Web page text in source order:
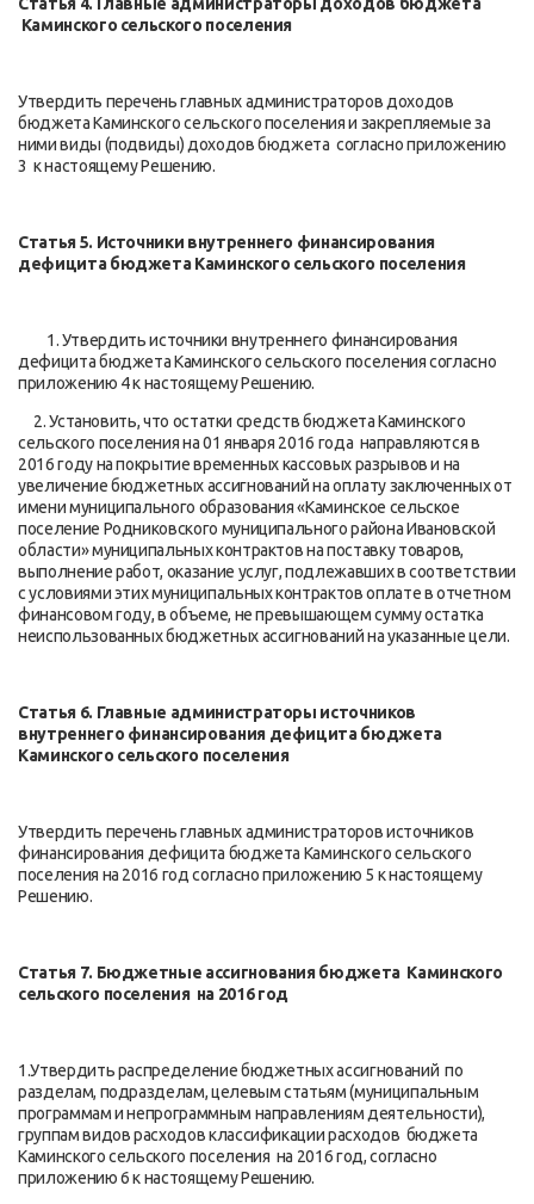
Каминского сельского поселения
Утвердить перечень главных администраторов доходов
бюджета Каминского сельского поселения и закрепляемые за
ними виды (подвиды) доходов бюджета согласно приложению
3 к настоящему Решению.
Статья 5. Источники внутреннего финансирования
дефицита бюджета Каминского сельского поселения
1. Утвердить источники внутреннего финансирования
дефицита бюджета Каминского сельского поселения согласно
приложению 4 к настоящему Решению.
2. Установить, что остатки средств бюджета Каминского
сельского поселения на 01 января 2016 года направляются в
2016 году на покрытие временных кассовых разрывов и на
увеличение бюджетных ассигнований на оплату заключенных от
имени муниципального образования «Каминское сельское
поселение Родниковского муниципального района Ивановской
области» муниципальных контрактов на поставку товаров,
выполнение работ, оказание услуг, подлежавших в соответствии
с условиями этих муниципальных контрактов оплате в отчетном
финансовом году, в объеме, не превышающем сумму остатка
неиспользованных бюджетных ассигнований на указанные цели.
Статья 6. Главные администраторы источников
внутреннего финансирования дефицита бюджета
Каминского сельского поселения
Утвердить перечень главных администраторов источников
финансирования дефицита бюджета Каминского сельского
поселения на 2016 год согласно приложению 5 к настоящему
Решению.
Статья 7. Бюджетные ассигнования бюджета Каминского
сельского поселения на 2016 год
1.Утвердить распределение бюджетных ассигнований по
разделам, подразделам, целевым статьям (муниципальным
программам и непрограммным направлениям деятельности),
группам видов расходов классификации расходов бюджета
Каминского сельского поселения на 2016 год, согласно
приложению 6 к настоящему Решению.